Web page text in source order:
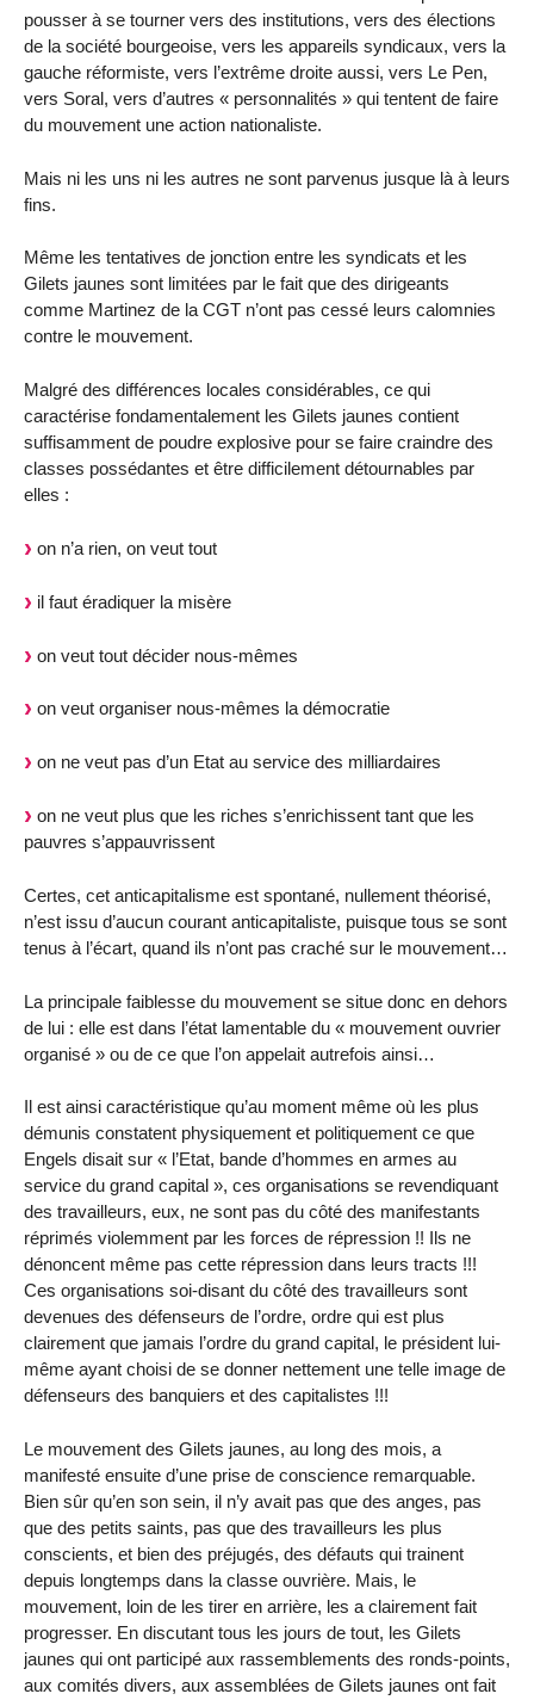
pousser à se tourner vers des institutions, vers des élections
de la société bourgeoise, vers les appareils syndicaux, vers la
gauche réformiste, vers l’extrême droite aussi, vers Le Pen,
vers Soral, vers d’autres « personnalités » qui tentent de faire
du mouvement une action nationaliste.
Mais ni les uns ni les autres ne sont parvenus jusque là à leurs
fins.
Même les tentatives de jonction entre les syndicats et les
Gilets jaunes sont limitées par le fait que des dirigeants
comme Martinez de la CGT n’ont pas cessé leurs calomnies
contre le mouvement.
Malgré des différences locales considérables, ce qui
caractérise fondamentalement les Gilets jaunes contient
suffisamment de poudre explosive pour se faire craindre des
classes possédantes et être difficilement détournables par
elles :
on n’a rien, on veut tout
il faut éradiquer la misère
on veut tout décider nous-mêmes
on veut organiser nous-mêmes la démocratie
on ne veut pas d’un Etat au service des milliardaires
on ne veut plus que les riches s’enrichissent tant que les
pauvres s’appauvrissent
Certes, cet anticapitalisme est spontané, nullement théorisé,
n’est issu d’aucun courant anticapitaliste, puisque tous se sont
tenus à l’écart, quand ils n’ont pas craché sur le mouvement…
La principale faiblesse du mouvement se situe donc en dehors
de lui : elle est dans l’état lamentable du « mouvement ouvrier
organisé » ou de ce que l’on appelait autrefois ainsi…
Il est ainsi caractéristique qu’au moment même où les plus
démunis constatent physiquement et politiquement ce que
Engels disait sur « l’Etat, bande d’hommes en armes au
service du grand capital », ces organisations se revendiquant
des travailleurs, eux, ne sont pas du côté des manifestants
réprimés violemment par les forces de répression !! Ils ne
dénoncent même pas cette répression dans leurs tracts !!!
Ces organisations soi-disant du côté des travailleurs sont
devenues des défenseurs de l’ordre, ordre qui est plus
clairement que jamais l’ordre du grand capital, le président lui-
même ayant choisi de se donner nettement une telle image de
défenseurs des banquiers et des capitalistes !!!
Le mouvement des Gilets jaunes, au long des mois, a
manifesté ensuite d’une prise de conscience remarquable.
Bien sûr qu’en son sein, il n’y avait pas que des anges, pas
que des petits saints, pas que des travailleurs les plus
conscients, et bien des préjugés, des défauts qui trainent
depuis longtemps dans la classe ouvrière. Mais, le
mouvement, loin de les tirer en arrière, les a clairement fait
progresser. En discutant tous les jours de tout, les Gilets
jaunes qui ont participé aux rassemblements des ronds-points,
aux comités divers, aux assemblées de Gilets jaunes ont fait